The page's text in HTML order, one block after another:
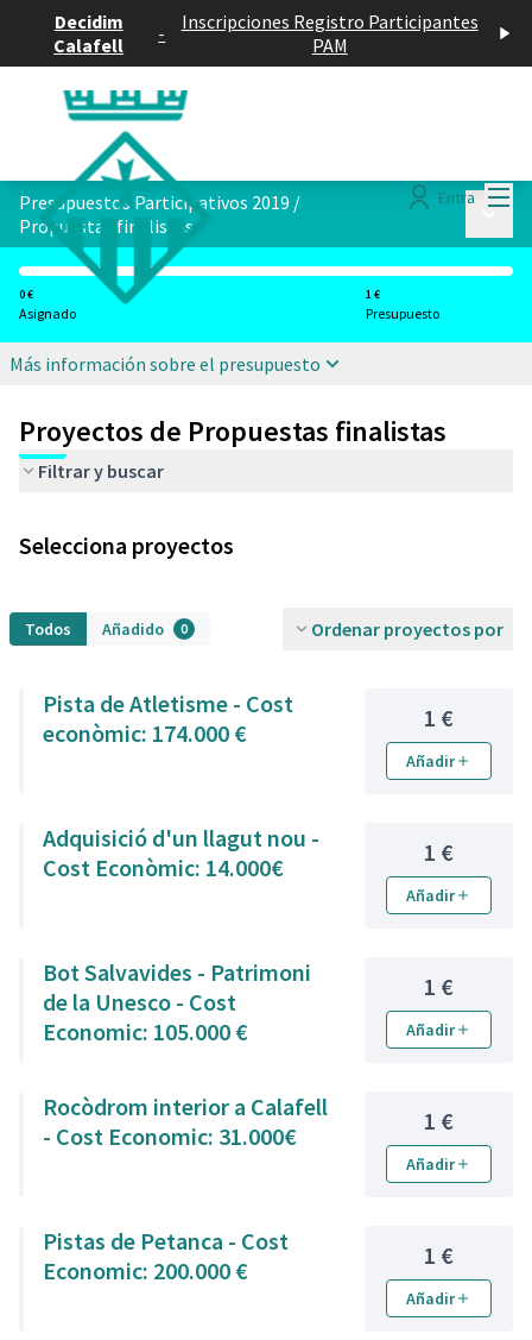
Decidim
Calafell
-
Inscripciones Registro Participantes
PAM
Entra
Presupuestos Participativos 2019 /
Propuestas finalistas
0 €
Asignado
1 €
Presupuesto
Más información sobre el presupuesto
Proyectos de Propuestas finalistas
Filtrar y buscar
Selecciona proyectos
Todos Añadido 0 Ordenar proyectos por
Pista de Atletisme - Cost
econòmic: 174.000 €
1 €
Añadir
Adquisició d'un llagut nou -
Cost Econòmic: 14.000€
1 €
Añadir
Bot Salvavides - Patrimoni
de la Unesco - Cost
Economic: 105.000 €
1 €
Añadir
Rocòdrom interior a Calafell
- Cost Economic: 31.000€
1 €
Añadir
Pistas de Petanca - Cost
Economic: 200.000 €
1 €
Añadir